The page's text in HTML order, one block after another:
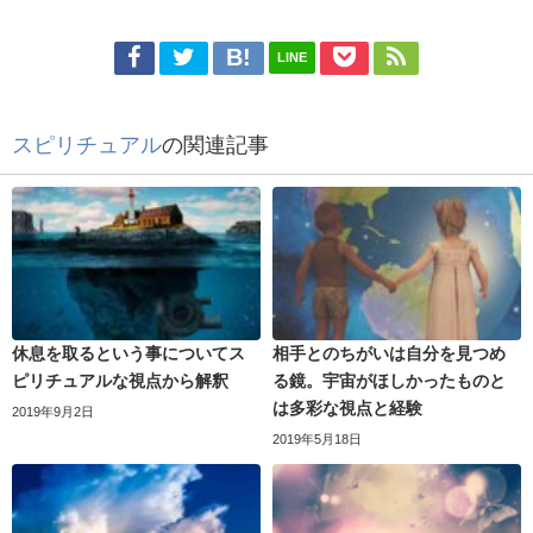
LINE
スピリチュアルの関連記事
休息を取るという事についてス
ピリチュアルな視点から解釈
2019年9月2日
相手とのちがいは自分を見つめ
る鏡。宇宙がほしかったものと
は多彩な視点と経験
2019年5月18日